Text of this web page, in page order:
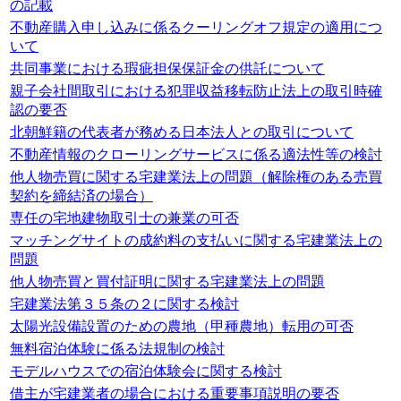
の記載
不動産購入申し込みに係るクーリングオフ規定の適用につ
いて
共同事業における瑕疵担保保証金の供託について
親子会社間取引における犯罪収益移転防止法上の取引時確
認の要否
北朝鮮籍の代表者が務める日本法人との取引について
不動産情報のクローリングサービスに係る適法性等の検討
他人物売買に関する宅建業法上の問題（解除権のある売買
契約を締結済の場合）
専任の宅地建物取引士の兼業の可否
マッチングサイトの成約料の支払いに関する宅建業法上の
問題
他人物売買と買付証明に関する宅建業法上の問題
宅建業法第３５条の２に関する検討
太陽光設備設置のための農地（甲種農地）転用の可否
無料宿泊体験に係る法規制の検討
モデルハウスでの宿泊体験会に関する検討
借主が宅建業者の場合における重要事項説明の要否